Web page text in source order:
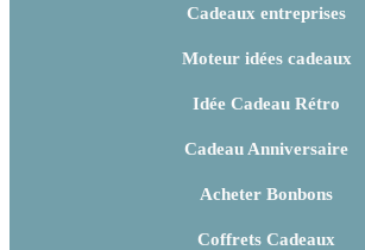
Cadeaux entreprises
Moteur idées cadeaux
Idée Cadeau Rétro
Cadeau Anniversaire
Acheter Bonbons
Coffrets Cadeaux